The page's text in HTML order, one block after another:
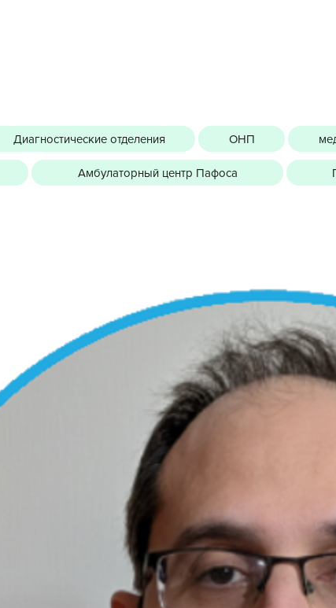
Диагностические отделения ОНП
Амбулаторный центр Пафоса